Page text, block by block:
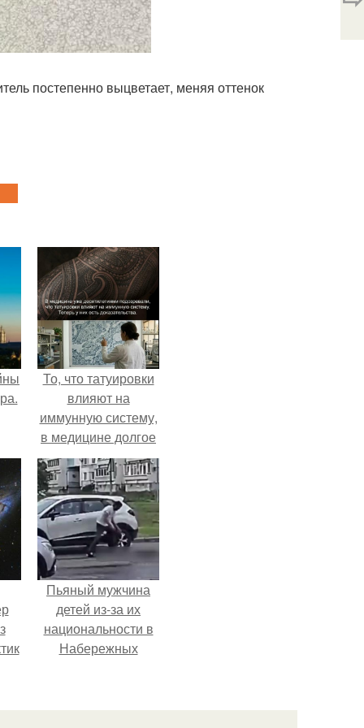
постепенно выцветает, меняя оттенок
То, что татуировки
влияют на
иммунную систему,
в медицине долгое
время
рассматривалось
лишь как гипотеза.
Пьяный мужчина
детей из-за их
национальности в
Набережных